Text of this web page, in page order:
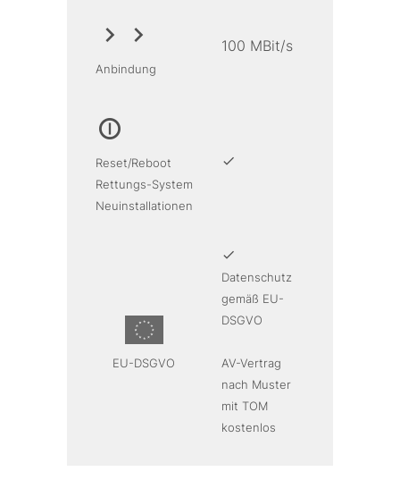
Anbindung
100 MBit/s
Reset/Reboot
Rettungs-System
Neuinstallationen
EU-DSGVO
Datenschutz
gemäß EU-
DSGVO
AV-Vertrag
nach Muster
mit TOM
kostenlos